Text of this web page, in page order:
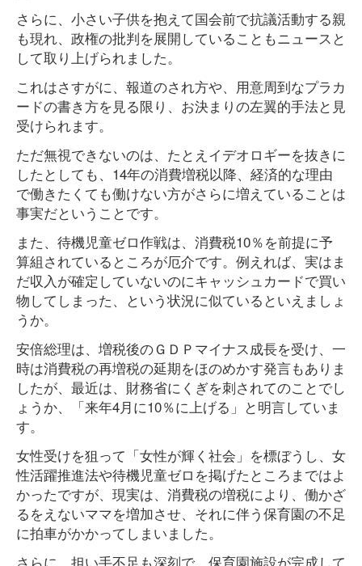
さらに、小さい子供を抱えて国会前で抗議活動する親
も現れ、政権の批判を展開していることもニュースと
して取り上げられました。
これはさすがに、報道のされ方や、用意周到なプラカ
ードの書き方を見る限り、お決まりの左翼的手法と見
受けられます。
ただ無視できないのは、たとえイデオロギーを抜きに
したとしても、14年の消費増税以降、経済的な理由
で働きたくても働けない方がさらに増えていることは
事実だということです。
また、待機児童ゼロ作戦は、消費税10％を前提に予
算組されているところが厄介です。例えれば、実はま
だ収入が確定していないのにキャッシュカードで買い
物してしまった、という状況に似ているといえましょ
うか。
安倍総理は、増税後のＧＤＰマイナス成長を受け、一
時は消費税の再増税の延期をほのめかす発言もありま
したが、最近は、財務省にくぎを刺されてのことでし
ょうか、「来年4月に10％に上げる」と明言していま
す。
女性受けを狙って「女性が輝く社会」を標ぼうし、女
性活躍推進法や待機児童ゼロを掲げたところまではよ
かったですが、現実は、消費税の増税により、働かざ
るをえないママを増加させ、それに伴う保育園の不足
に拍車がかかってしまいました。
さらに、担い手不足も深刻で、保育園施設が完成して